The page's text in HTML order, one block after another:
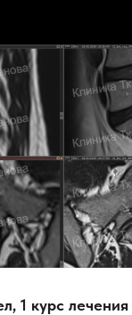
1 курс лечения